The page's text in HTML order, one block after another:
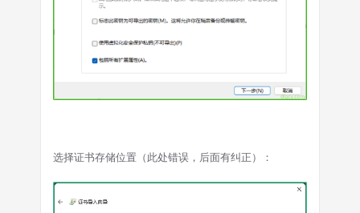
选择证书存储位置（此处错误，后面有纠正）：